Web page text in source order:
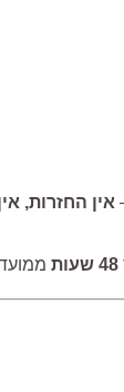
אין החזרות,
48 שעות